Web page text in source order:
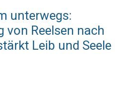
unterwegs:
von Reelsen nach
Leib und Seele